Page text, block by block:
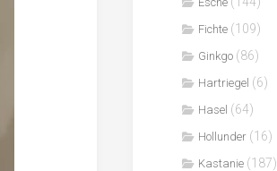
Fichte (109)
Ginkgo (86)
Hartriegel (6)
Hasel (64)
Hollunder (16)
Kastanie (187)